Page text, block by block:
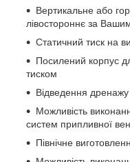
Вертикальне або
лівостороннє за
Статичний тиск на
Посилений корпус
тиском
Відведення дренажу
Можливість
систем припливної
Північне